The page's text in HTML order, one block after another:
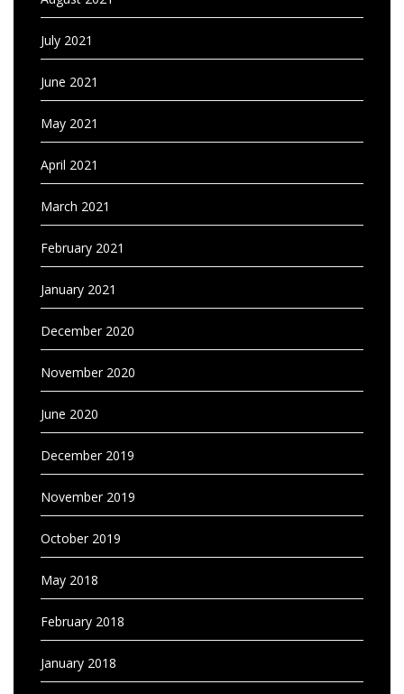
July 2021
June 2021
May 2021
April 2021
March 2021
February 2021
January 2021
December 2020
November 2020
June 2020
December 2019
November 2019
October 2019
May 2018
February 2018
January 2018